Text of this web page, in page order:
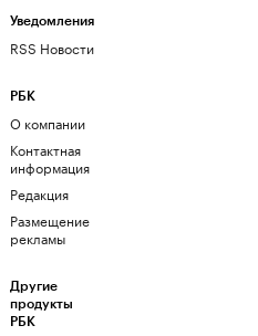
Уведомления
RSS Новости
РБК
О компании
Контактная
информация
Редакция
Размещение
рекламы
Другие
продукты
РБК